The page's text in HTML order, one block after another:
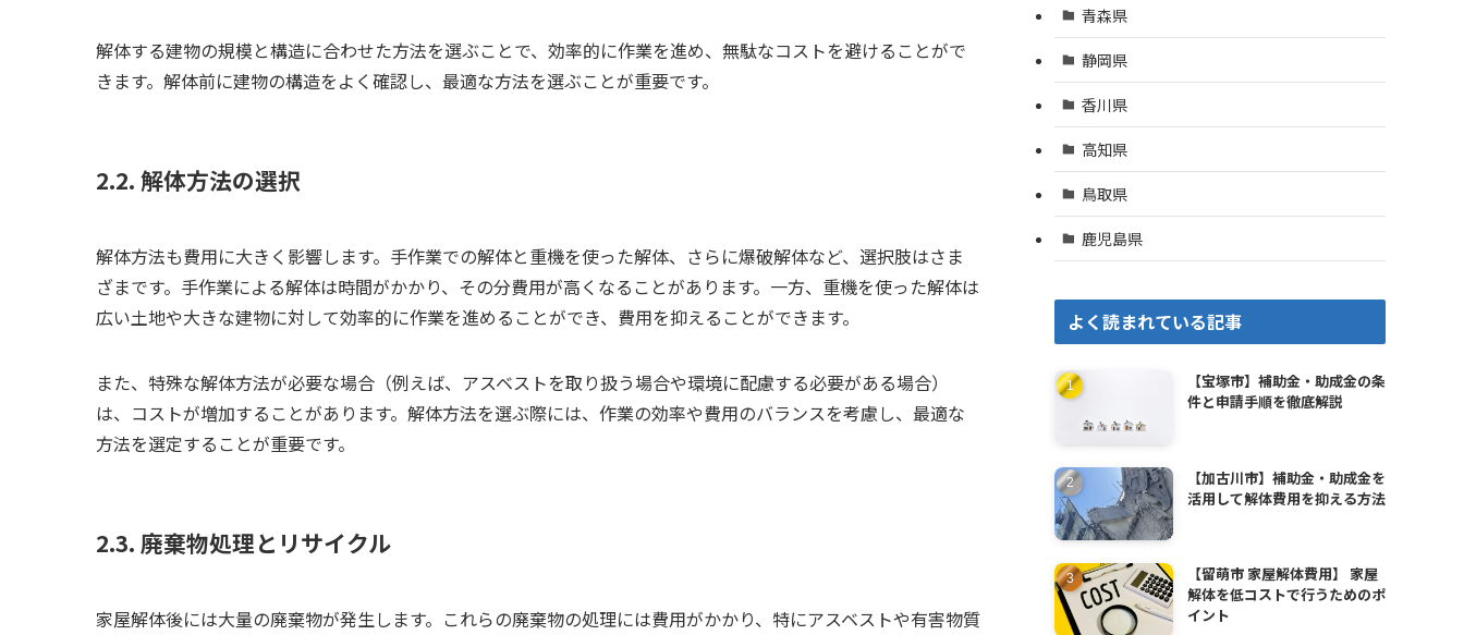
解体する建物の規模と構造に合わせた方法を選ぶことで、効率的に作業を進め、無駄なコストを避けることがで
きます。解体前に建物の構造をよく確認し、最適な方法を選ぶことが重要です。
2.2. 解体方法の選択
解体方法も費用に大きく影響します。手作業での解体と重機を使った解体、さらに爆破解体など、選択肢はさま
ざまです。手作業による解体は時間がかかり、その分費用が高くなることがあります。一方、重機を使った解体は
広い土地や大きな建物に対して効率的に作業を進めることができ、費用を抑えることができます。
また、特殊な解体方法が必要な場合（例えば、アスベストを取り扱う場合や環境に配慮する必要がある場合）
は、コストが増加することがあります。解体方法を選ぶ際には、作業の効率や費用のバランスを考慮し、最適な
方法を選定することが重要です。
2.3. 廃棄物処理とリサイクル
家屋解体後には大量の廃棄物が発生します。これらの廃棄物の処理には費用がかかり、特にアスベストや有害物質
青森県
静岡県
香川県
高知県
鳥取県
鹿児島県
よく読まれている記事
【宝塚市】補助金・助成金の条
件と申請手順を徹底解説
【加古川市】補助金・助成金を
活用して解体費用を抑える方法
【留萌市 家屋解体費用】 家屋
解体を低コストで行うためのポ
イント